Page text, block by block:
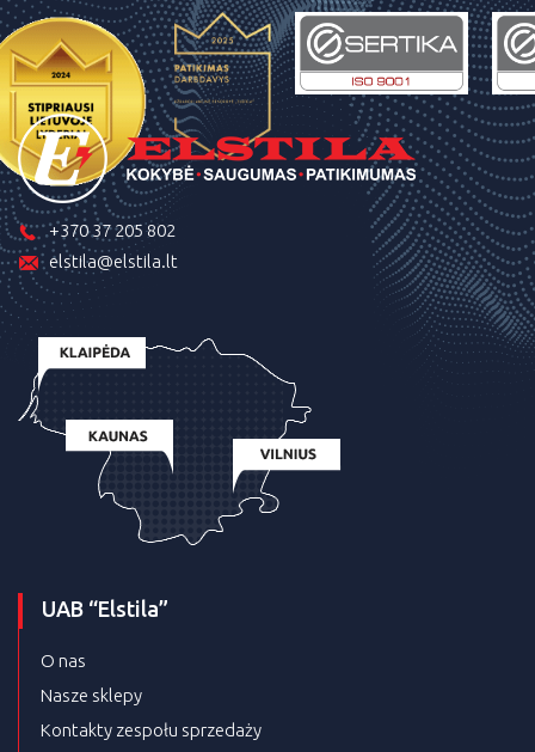
+370 37 205 802
elstila@elstila.lt
UAB “Elstila”
O nas
Nasze sklepy
Kontakty zespołu sprzedaży